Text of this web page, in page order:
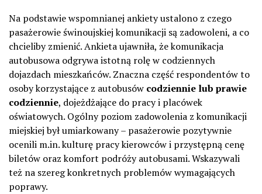
Na podstawie wspomnianej ankiety ustalono z czego
pasażerowie świnoujskiej komunikacji są zadowoleni, a co
chcieliby zmienić. Ankieta ujawniła, że komunikacja
autobusowa odgrywa istotną rolę w codziennych
dojazdach mieszkańców. Znaczna część respondentów to
osoby korzystające z autobusów codziennie lub prawie
codziennie, dojeżdżające do pracy i placówek
oświatowych. Ogólny poziom zadowolenia z komunikacji
miejskiej był umiarkowany – pasażerowie pozytywnie
ocenili m.in. kulturę pracy kierowców i przystępną cenę
biletów oraz komfort podróży autobusami. Wskazywali
też na szereg konkretnych problemów wymagających
poprawy.